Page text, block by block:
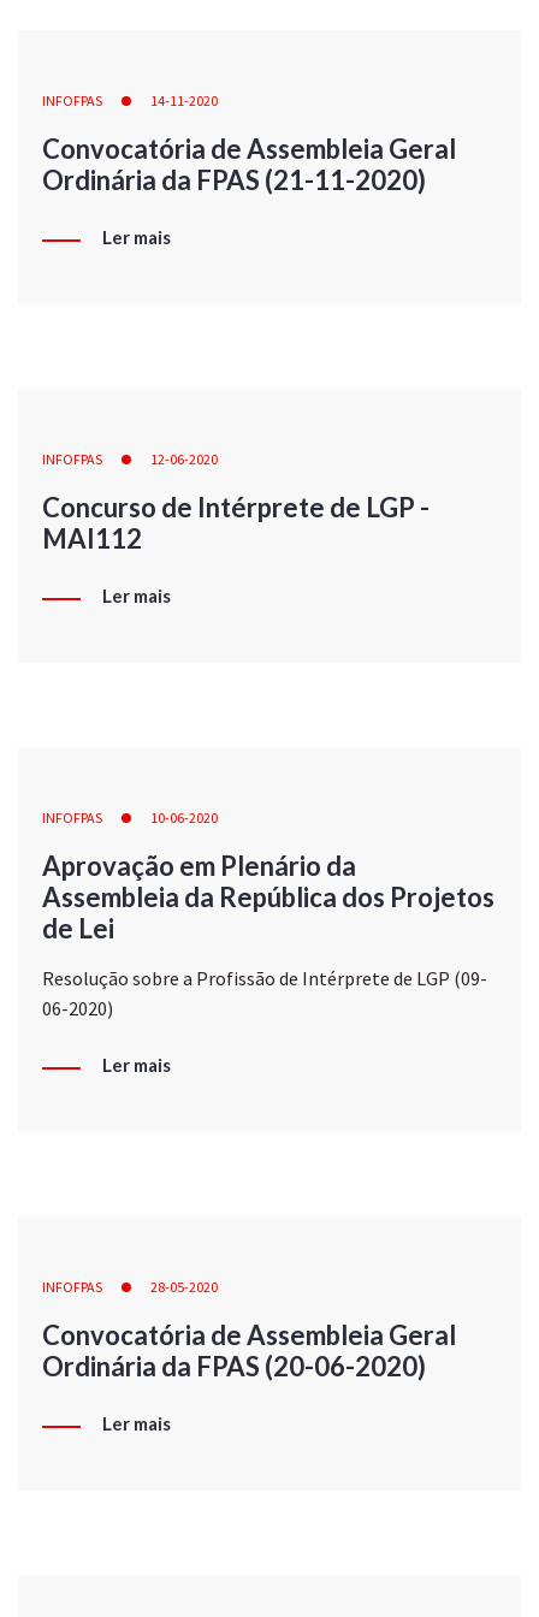
INFOFPAS 14-11-2020
Convocatória de Assembleia Geral
Ordinária da FPAS (21-11-2020)
Ler mais
INFOFPAS 12-06-2020
Concurso de Intérprete de LGP -
MAI112
Ler mais
INFOFPAS 10-06-2020
Aprovação em Plenário da
Assembleia da República dos Projetos
de Lei
Resolução sobre a Profissão de Intérprete de LGP (09-
06-2020)
Ler mais
INFOFPAS 28-05-2020
Convocatória de Assembleia Geral
Ordinária da FPAS (20-06-2020)
Ler mais